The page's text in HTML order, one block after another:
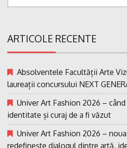
ARTICOLE RECENTE
Absolventele Facultății Arte
laureații concursului NEXT
Univer Art Fashion 2026 –
identitate și curaj de a fi văzut
Univer Art Fashion 2026 –
redefinește dialogul dintre artă,